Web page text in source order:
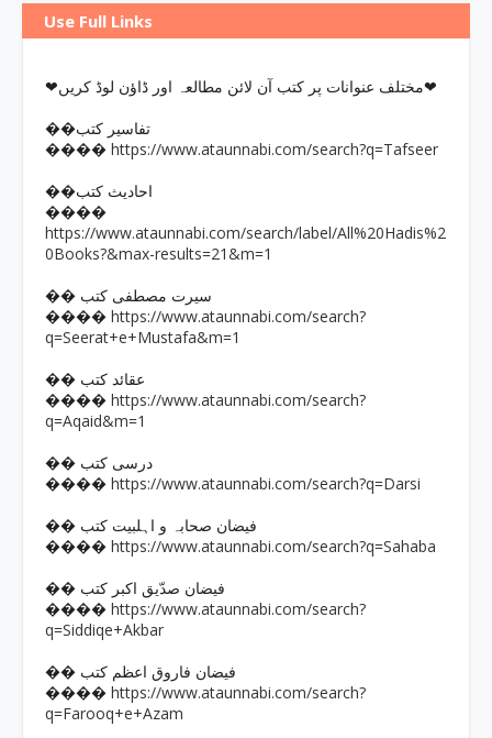
Use Full Links
❤مختلف عنوانات پر کتب آن لائن مطالعہ اور ڈاؤن لوڈ کریں❤
��تفاسیر کتب
���� https://www.ataunnabi.com/search?q=Tafseer
��احادیث کتب
����
https://www.ataunnabi.com/search/label/All%20Hadis%2
0Books?&max-results=21&m=1
�� سیرت مصطفی کتب
���� https://www.ataunnabi.com/search?
q=Seerat+e+Mustafa&m=1
�� عقائد کتب
���� https://www.ataunnabi.com/search?
q=Aqaid&m=1
�� درسی کتب
���� https://www.ataunnabi.com/search?q=Darsi
�� فیضان صحابہ و اہلبیت کتب
���� https://www.ataunnabi.com/search?q=Sahaba
�� فیضان صدّیق اکبر کتب
���� https://www.ataunnabi.com/search?
q=Siddiqe+Akbar
�� فیضان فاروق اعظم کتب
���� https://www.ataunnabi.com/search?
q=Farooq+e+Azam